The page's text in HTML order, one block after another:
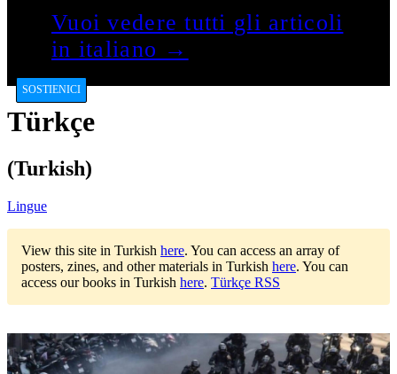
Vuoi vedere tutti gli articoli
in italiano →
SOSTIENICI
Türkçe
(Turkish)
Lingue
View this site in Turkish here. You can access an array of
posters, zines, and other materials in Turkish here. You can
access our books in Turkish here. Türkçe RSS